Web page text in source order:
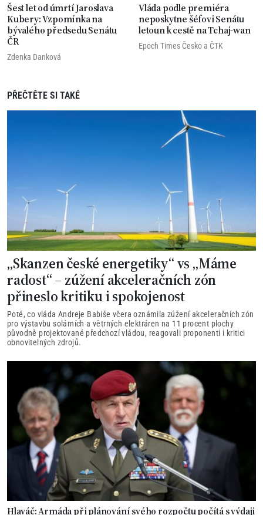
Šest let od úmrtí Jaroslava
Kubery: Vzpomínka na
bývalého předsedu Senátu
ČR
Zdenka Danková
Vláda podle premiéra
neposkytne šéfovi Senátu
letoun k cestě na Tchaj-wan
Epoch Times Česko a ČTK
PŘEČTĚTE SI TAKÉ
„Skanzen české energetiky“ vs „Máme
radost“ – zúžení akceleračních zón
přineslo kritiku i spokojenost
Poté, co vláda Andreje Babiše včera oznámila zúžení akceleračních zón
pro výstavbu solárních a větrných elektráren na 11 procent plochy
původně projektované předchozí vládou, reagovali proponenti i kritici
obnovitelných zdrojů.
Hlaváč: Armáda při plánování svého rozpočtu počítá s výdaji